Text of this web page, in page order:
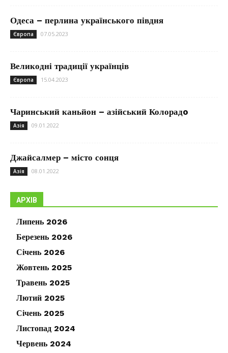
Одеса – перлина українського півдня
Європа 07.05.2023
Великодні традиції українців
Європа 15.04.2023
Чаринський каньйон – азійський Колорадo
Азія 09.01.2022
Джайсалмер – місто сонця
Азія 08.01.2022
АРХІВ
Липень 2026
Березень 2026
Січень 2026
Жовтень 2025
Травень 2025
Лютий 2025
Січень 2025
Листопад 2024
Червень 2024